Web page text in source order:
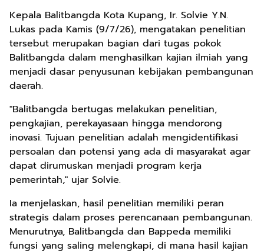
Kepala Balitbangda Kota Kupang, Ir. Solvie Y.N.
Lukas pada Kamis (9/7/26), mengatakan penelitian
tersebut merupakan bagian dari tugas pokok
Balitbangda dalam menghasilkan kajian ilmiah yang
menjadi dasar penyusunan kebijakan pembangunan
daerah.
"Balitbangda bertugas melakukan penelitian,
pengkajian, perekayasaan hingga mendorong
inovasi. Tujuan penelitian adalah mengidentifikasi
persoalan dan potensi yang ada di masyarakat agar
dapat dirumuskan menjadi program kerja
pemerintah," ujar Solvie.
Ia menjelaskan, hasil penelitian memiliki peran
strategis dalam proses perencanaan pembangunan.
Menurutnya, Balitbangda dan Bappeda memiliki
fungsi yang saling melengkapi, di mana hasil kajian